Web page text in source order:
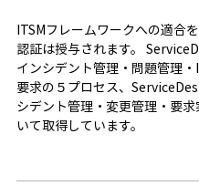
ITSMフレームワークへの適合
認証は授与されます。
インシデント管理・問題管理
要求の５プロセス、
シデント管理・変更管理・要
いて取得しています。